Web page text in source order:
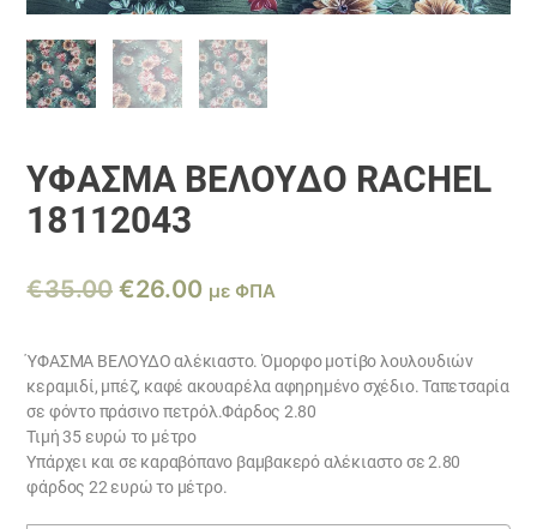
ΎΦΑΣΜΑ ΒΕΛΟΥΔΟ RACHEL
18112043
€35.00 Original
was:
€35.00.
€26.00Η
τιμή
είναι:
με ΦΠΑ
ΎΦΑΣΜΑ ΒΕΛΟΥΔΟ αλέκιαστο. Όμορφο μοτίβο λουλουδιών
κεραμιδί, μπέζ, καφέ ακουαρέλα αφηρημένο σχέδιο. Ταπετσαρία
σε φόντο πράσινο πετρόλ.Φάρδος 2.80
Τιμή 35 ευρώ το μέτρο
Υπάρχει και σε καραβόπανο βαμβακερό αλέκιαστο σε 2.80
φάρδος 22 ευρώ το μέτρο.